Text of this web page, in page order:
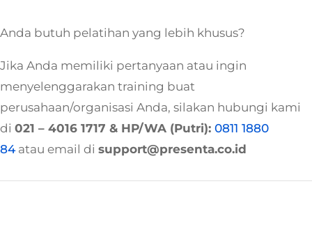
Anda butuh pelatihan yang lebih khusus?
Jika Anda memiliki pertanyaan atau ingin
menyelenggarakan training buat
perusahaan/organisasi Anda, silakan hubungi kami
di 021 – 4016 1717 & HP/WA (Putri): 0811 1880
84atau email di support@presenta.co.id